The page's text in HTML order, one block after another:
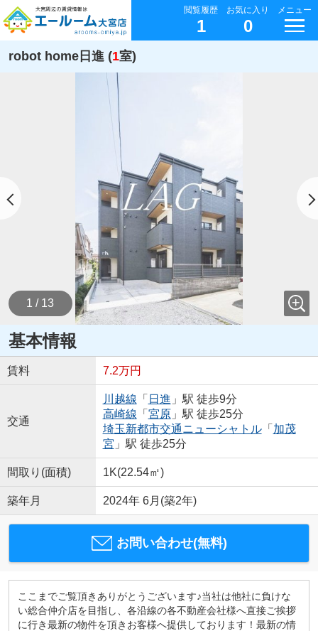
閲覧履歴
1
お気に入り
0
メニュー
robot home日進 (1室)
1 / 13
基本情報
賃料 7.2万円
交通
川越線 「 日進 」駅 徒歩9分
高崎線 「 宮原」駅 徒歩25分
埼玉新都市交通ニューシャトル「 加茂
宮 」駅 徒歩25分
間取り(面積) 1K(22.54㎡)
築年月 2024年 6月(築2年)
お問い合わせ(無料)
ここまでご覧頂きありがとうございます♪当社は他社に負けな
い総合仲介店を目指し、各沿線の各不動産会社様へ直接ご挨拶
に行き最新の物件を頂きお客様へ提供しております！最新の情